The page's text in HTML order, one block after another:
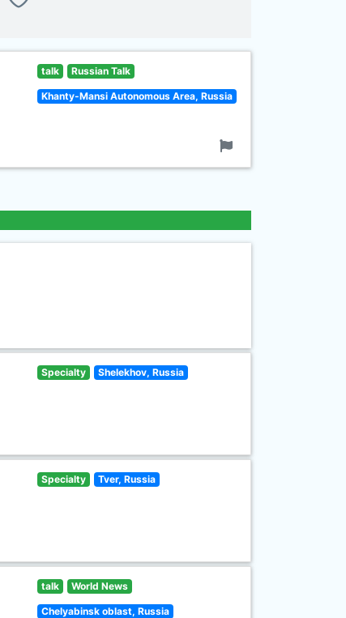
talk Russian Talk
Khanty-Mansi Autonomous Area, Russia
Specialty Shelekhov, Russia
Specialty Tver, Russia
talk World News
Chelyabinsk oblast, Russia